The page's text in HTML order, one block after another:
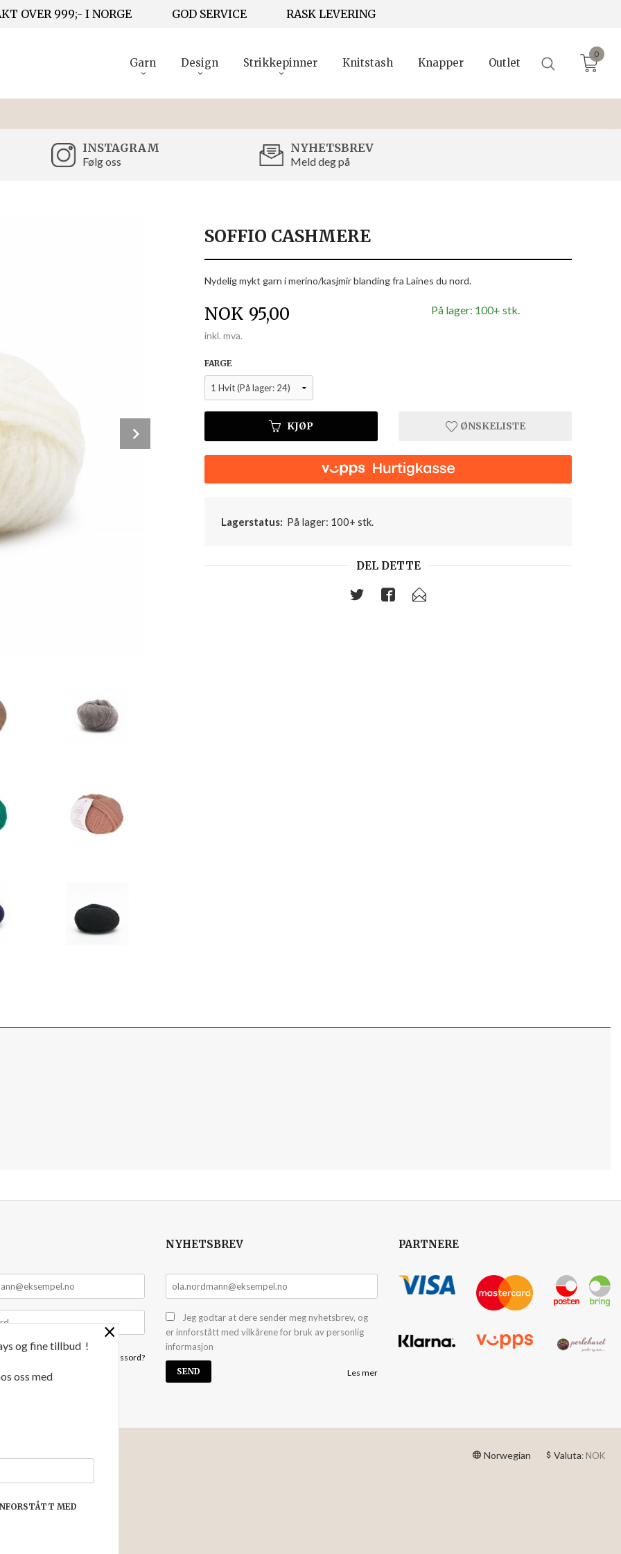
OVER 999;- I NORGE GOD SERVICE RASK LEVERING
Garn Design Strikkepinner Knitstash Knapper Outlet
0
INSTAGRAM
Følg oss
NYHETSBREV
Meld deg på
SOFFIO CASHMERE
Nydelig mykt garn i merino/kasjmir blanding fra Laines du nord.
Pris
NOK 95,00
inkl. mva.
På lager: 100+ stk.
FARGE
KJØP ØNSKELISTE
Lagerstatus: På lager: 100+ stk.
DEL DETTE
Glemt passord?
NYHETSBREV
Jeg godtar at dere sender meg nyhetsbrev, og
er innforstått med vilkårene for bruk av personlig
informasjon
Les mer
PARTNERE
Norwegian Valuta: NOK
NYHETSBREV
puttet i handlekurven din.
×
og fine tillbud !
oss med
MED